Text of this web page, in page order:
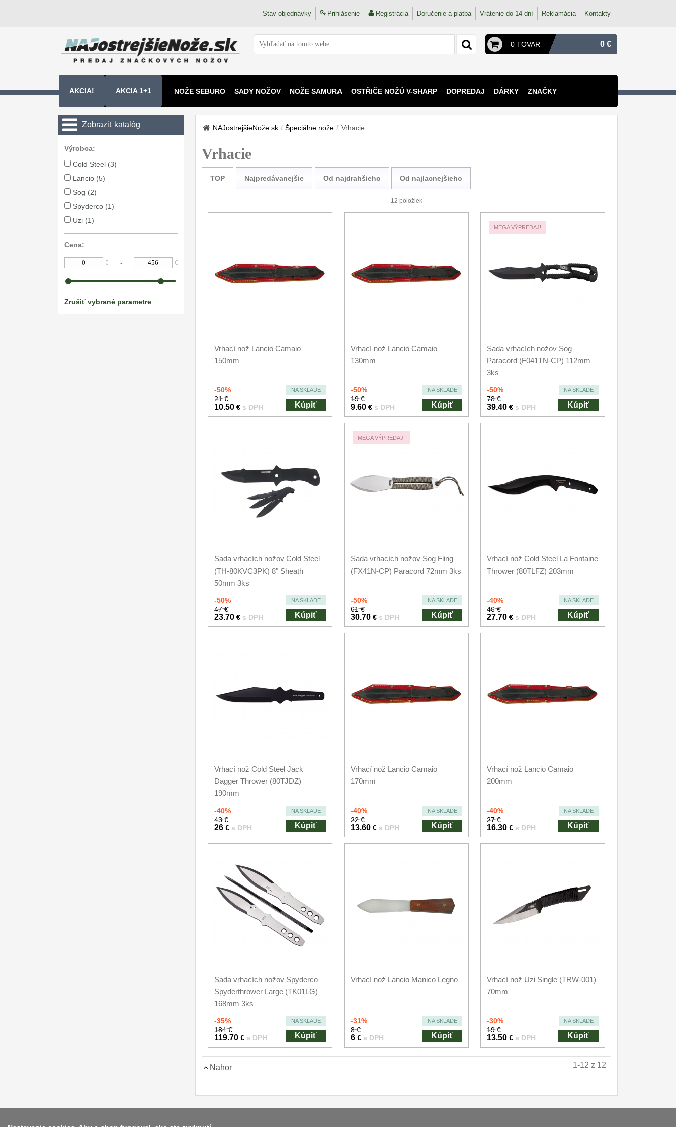
Stav objednávky Prihlásenie Registrácia Doručenie a platba Vrátenie do 14 dní Reklamácia Kontakty
0 TOVAR 0 €
AKCIA! AKCIA 1+1 NOŽE SEBURO SADY NOŽOV NOŽE SAMURA OSTŘIČE NOŽŮ V-SHARP DOPREDAJ DÁRKY ZNAČKY
Zobraziť katalóg
Kuchyňské nôže
Zavírací nože
Nože s pevnou čepeľou
Špeciálne nože
Vrhacie
Záchranárske
Ostrenie nožov
Nože Tojiro
Výrobca:
Cold Steel (3)
Lancio (5)
Sog (2)
Spyderco (1)
Uzi (1)
Cena:
€ - €
Zrušiť vybrané parametre
NAJostrejšieNože.sk / Špeciálne nože / Vrhacie
Vrhacie
TOP Najpredávanejšie Od najdrahšieho Od najlacnejšieho
12 položiek
Vrhací nož Lancio Camaio
150mm
-50% NA SKLADE
21 €
10.50 € s DPH Kúpiť
Vrhací nož Lancio Camaio
130mm
-50% NA SKLADE
19 €
9.60 € s DPH Kúpiť
MEGA VÝPREDAJ!
Sada vrhacích nožov Sog
Paracord (F041TN-CP) 112mm
3ks
-50% NA SKLADE
78 €
39.40 € s DPH Kúpiť
Sada vrhacích nožov Cold Steel
(TH-80KVC3PK) 8" Sheath
50mm 3ks
-50% NA SKLADE
47 €
23.70 € s DPH Kúpiť
MEGA VÝPREDAJ!
Sada vrhacích nožov Sog Fling
(FX41N-CP) Paracord 72mm 3ks
-50% NA SKLADE
61 €
30.70 € s DPH Kúpiť
Vrhací nož Cold Steel La Fontaine
Thrower (80TLFZ) 203mm
-40% NA SKLADE
46 €
27.70 € s DPH Kúpiť
Vrhací nož Cold Steel Jack
Dagger Thrower (80TJDZ)
190mm
-40% NA SKLADE
43 €
26 € s DPH Kúpiť
Vrhací nož Lancio Camaio
170mm
-40% NA SKLADE
22 €
13.60 € s DPH Kúpiť
Vrhací nož Lancio Camaio
200mm
-40% NA SKLADE
27 €
16.30 € s DPH Kúpiť
Sada vrhacích nožov Spyderco
Spyderthrower Large (TK01LG)
168mm 3ks
-35% NA SKLADE
184 €
119.70 € s DPH Kúpiť
Vrhací nož Lancio Manico Legno
-31% NA SKLADE
8 €
6 € s DPH Kúpiť
Vrhací nož Uzi Single (TRW-001)
70mm
-30% NA SKLADE
19 €
13.50 € s DPH Kúpiť
Nahor 1-12 z 12